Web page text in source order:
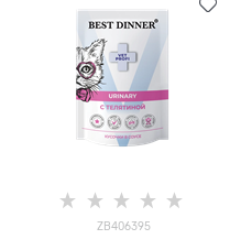
ZB406395